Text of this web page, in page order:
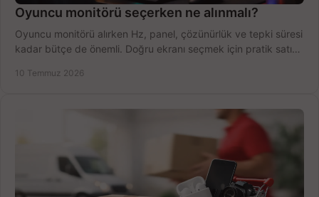
Oyuncu monitörü seçerken ne alınmalı?
Oyuncu monitörü alırken Hz, panel, çözünürlük ve tepki süresi
kadar bütçe de önemli. Doğru ekranı seçmek için pratik satın
10 Temmuz 2026